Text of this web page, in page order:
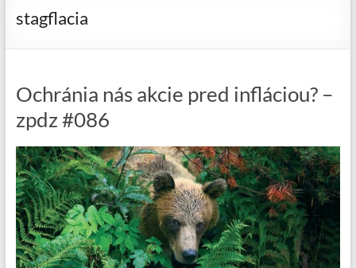
stagflacia
Ochránia nás akcie pred infláciou? –
zpdz #086